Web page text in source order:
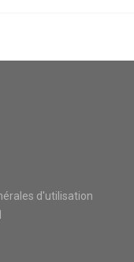
d'utilisation